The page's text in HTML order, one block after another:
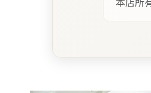
本店所